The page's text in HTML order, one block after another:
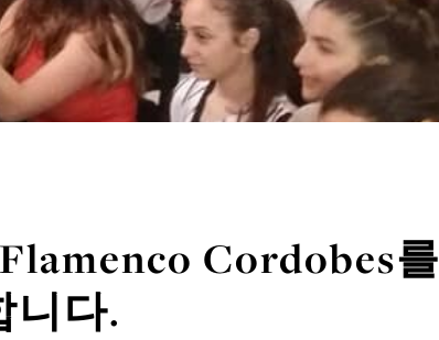
Cordobes를
니다.